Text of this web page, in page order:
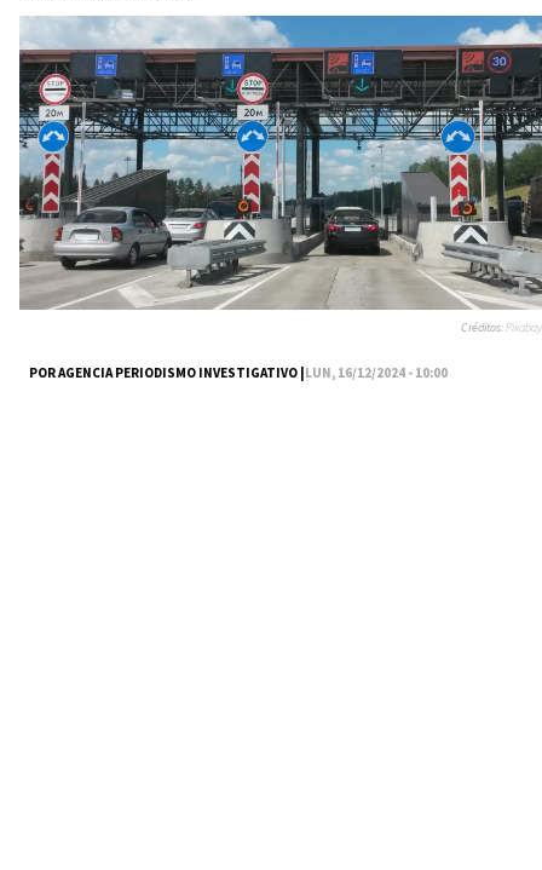
POR AGENCIA PERIODISMO INVESTIGATIVO |LUN, 16/12/2024 - 10:00
Créditos:Pixabay